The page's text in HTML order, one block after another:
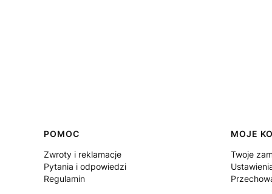
Linki w stopce
POMOC
Zwroty i reklamacje
Pytania i odpowiedzi
Regulamin
MOJE
Twoje